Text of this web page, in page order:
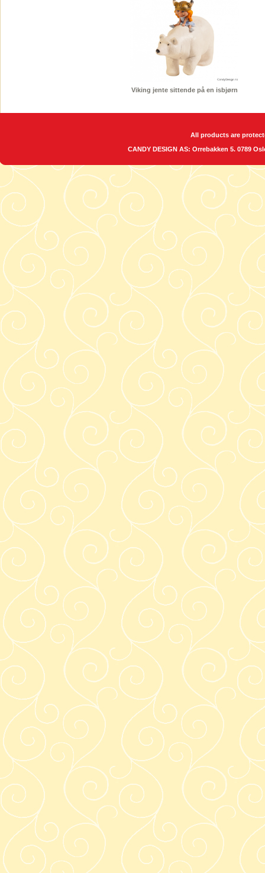
Viking jente sittende på en isbjørn
All products are
CANDY DESIGN AS: Orrebakken 5. 0789